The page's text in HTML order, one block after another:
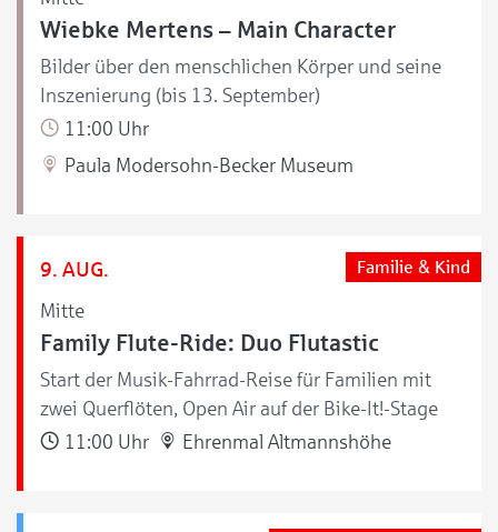
Wiebke Mertens – Main Character
Bilder über den menschlichen Körper und seine
Inszenierung (bis 13. September)
11:00 Uhr
Paula Modersohn-Becker Museum
9. AUG.
Mitte
Familie & Kind
Family Flute-Ride: Duo Flutastic
Start der Musik-Fahrrad-Reise für Familien mit
zwei Querflöten, Open Air auf der Bike-It!-Stage
11:00 Uhr
Ehrenmal Altmannshöhe